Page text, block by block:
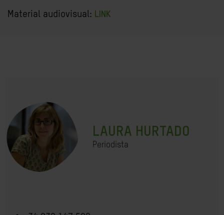
Material audiovisual: LINK
LAURA HURTADO
Periodista